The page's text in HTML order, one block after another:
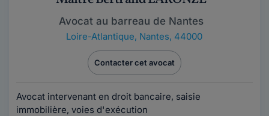
Avocat au barreau de Nantes
Loire-Atlantique, Nantes, 44000
Contacter cet avocat
Avocat intervenant en droit bancaire, saisie
immobilière, voies d'exécution